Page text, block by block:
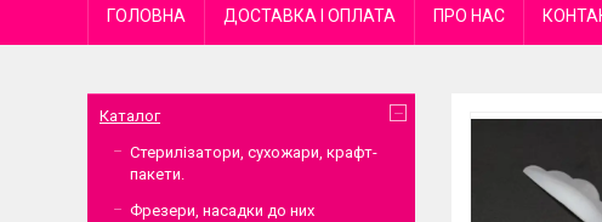
ГОЛОВНА ДОСТАВКА І ОПЛАТА ПРО НАС
Каталог
Стерилізатори, сухожари, крафт-
пакети.
Фрезери, насадки до них